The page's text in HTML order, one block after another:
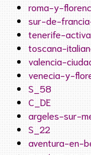
roma-y-
sur-de-
tenerife-activa
toscana-
valencia-
venecia-y-
S_58
C_DE
argeles-sur-
S_22
aventura-en-